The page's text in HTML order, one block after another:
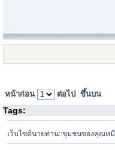
หน้าก่อน ต่อไป ขึ้นบน
Tags:
เว็บไซต์นายท่าน::ชุมชนของคุณหมี